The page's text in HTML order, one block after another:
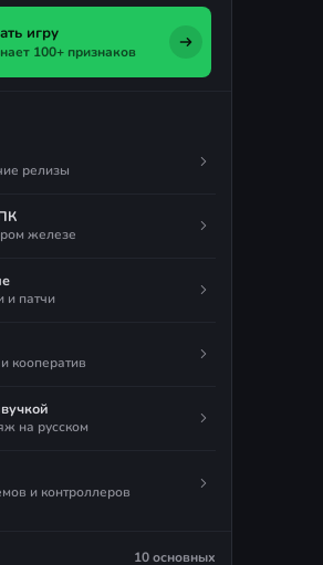
игру
100+ признаков
релизы
железе
и патчи
кооператив
на русском
и контроллеров
10 основных